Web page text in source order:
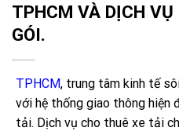
TPHCM VÀ DỊCH VỤ
GÓI.
TPHCM, trung tâm kinh tế
với hệ thống giao thông hiện
tải. Dịch vụ cho thuê xe tải